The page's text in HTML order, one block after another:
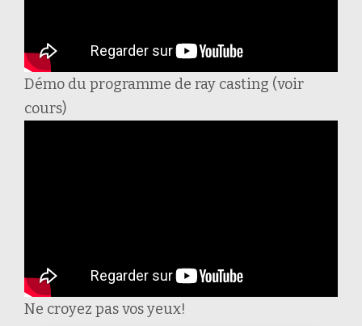
Démo du programme de ray casting (voir
cours)
Ne croyez pas vos yeux!